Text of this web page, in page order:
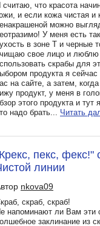
считаю, что красота
и если кожа чистая и
можно
У меня есть
в зоне Т и черные
свое лицо и люблю
скрабы для
продукта я
на сайте, а затем,
продукт, у меня в
этого продукта и тут
надо брать... Читать
пекс, фекс!"
линии
nkova09
скраб, скраб!
напоминают ли Вам эти
заклинание из